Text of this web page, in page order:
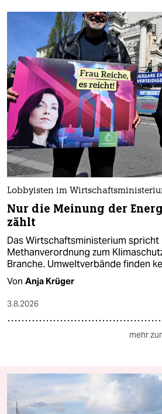
Lobbyisten im
Nur die Meinung der
zählt
Das Wirtschaftsministerium spricht
Methanverordnung zum
Branche. Umweltverbände finden
Von Anja Krüger
3.8.2026
mehr